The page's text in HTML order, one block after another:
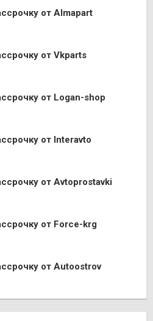
от Almapart
от Vkparts
от Logan-shop
от Interavto
от Avtoprostavki
от Force-krg
от Autoostrov